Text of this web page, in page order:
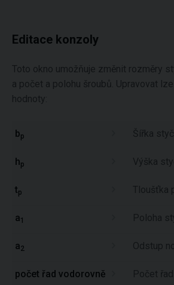
Editace konzoly
Toto okno umožňuje změnit rozměry
a počet a polohu šroubů. Upravovat
hodnoty:
bp Šířka
hp Výška
tp Tloušťka
a1 Poloha
a2 Odstup
počet řad vodorovně Počet